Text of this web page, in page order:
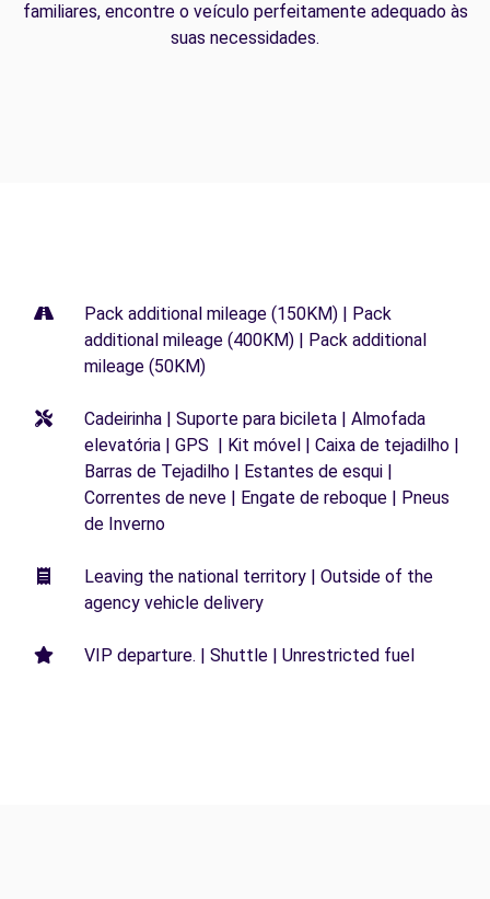
familiares, encontre o veículo perfeitamente adequado às
suas necessidades.
Pack additional mileage (150KM) | Pack
additional mileage (400KM) | Pack additional
mileage (50KM)
Cadeirinha | Suporte para bicileta | Almofada
elevatória | GPS | Kit móvel | Caixa de tejadilho |
Barras de Tejadilho | Estantes de esqui |
Correntes de neve | Engate de reboque | Pneus
de Inverno
Leaving the national territory | Outside of the
agency vehicle delivery
VIP departure. | Shuttle | Unrestricted fuel